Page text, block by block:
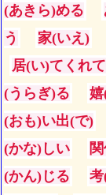
(あきら)める
う
家(いえ)
居(い)てくれて
(うらぎ)る
(おも)い出(で)
(かな)しい
(かん)じる
考